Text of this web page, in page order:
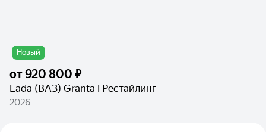
Новый
от920 800 ₽
Lada (ВАЗ) Granta I Рестайлинг
2026